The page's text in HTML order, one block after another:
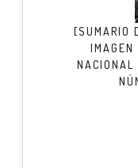
[SUMARIO
IMAGEN
NACIONAL